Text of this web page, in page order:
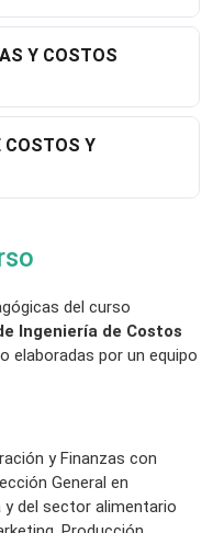
del curso
Ingeniería de Costos
elaboradas por un equipo
y Finanzas con
General en
del sector alimentario